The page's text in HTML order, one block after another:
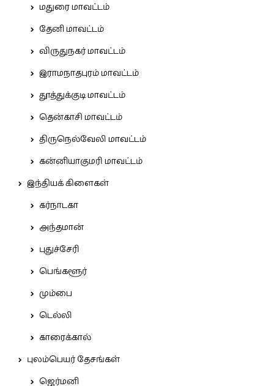
மதுரை மாவட்டம்
தேனி மாவட்டம்
விருதுநகர் மாவட்டம்
இராமநாதபுரம் மாவட்டம்
தூத்துக்குடி மாவட்டம்
தென்காசி மாவட்டம்
திருநெல்வேலி மாவட்டம்
கன்னியாகுமரி மாவட்டம்
இந்தியக் கிளைகள்
கர்நாடகா
அந்தமான்
புதுச்சேரி
பெங்களூர்
மும்பை
டெல்லி
காரைக்கால்
புலம்பெயர் தேசங்கள்
ஜெர்மனி